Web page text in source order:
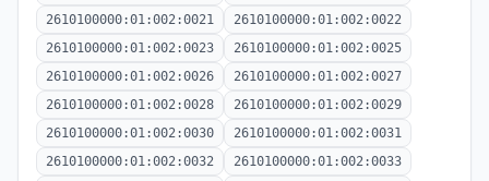
2610100000:01:002:0021
2610100000:01:002:0022
2610100000:01:002:0023
2610100000:01:002:0025
2610100000:01:002:0026
2610100000:01:002:0027
2610100000:01:002:0028
2610100000:01:002:0029
2610100000:01:002:0030
2610100000:01:002:0031
2610100000:01:002:0032
2610100000:01:002:0033